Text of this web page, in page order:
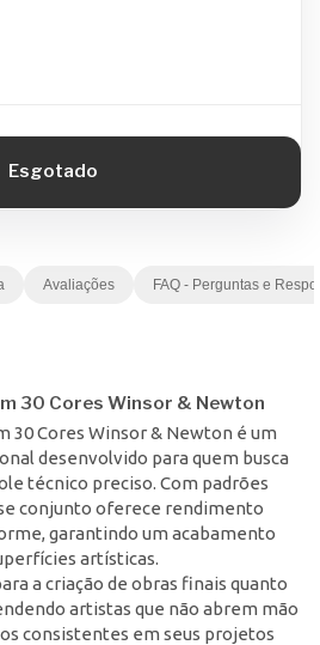
Avaliações FAQ - Perguntas e
30 Cores Winsor & Newton
30 Cores Winsor & Newton é um
desenvolvido para quem busca
técnico preciso. Com padrões
conjunto oferece rendimento
garantindo um acabamento
artísticas.
a criação de obras finais quanto
artistas que não abrem mão
consistentes em seus projetos